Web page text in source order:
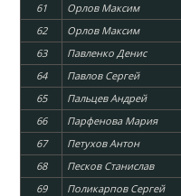
61
Орлов Максим
62
Орлов Максим
63
Павленко Денис
64
Павлов Сергей
65
Пальцев Андрей
66
Парфенова Мария
67
Петухов Антон
68
Песков Станислав
69
Поликарпов Сергей